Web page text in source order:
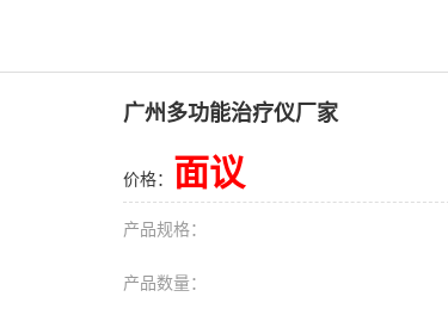
广州多功能治疗仪厂家
价格： 面议
产品规格：
产品数量：